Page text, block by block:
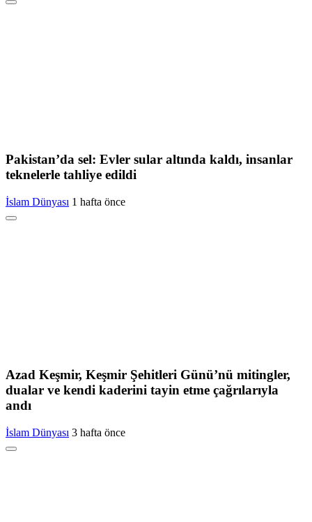
Pakistan’da sel: Evler sular altında kaldı, insanlar
teknelerle tahliye edildi
İslam Dünyası 1 hafta önce
Azad Keşmir, Keşmir Şehitleri Günü’nü mitingler,
dualar ve kendi kaderini tayin etme çağrılarıyla
andı
İslam Dünyası 3 hafta önce